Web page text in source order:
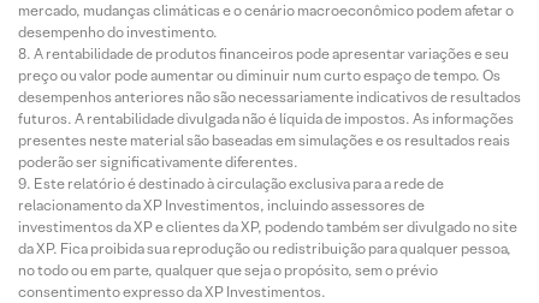
mercado, mudanças climáticas e o cenário macroeconômico podem afetar o
desempenho do investimento.
A rentabilidade de produtos financeiros pode apresentar variações e seu
preço ou valor pode aumentar ou diminuir num curto espaço de tempo. Os
desempenhos anteriores não são necessariamente indicativos de resultados
futuros. A rentabilidade divulgada não é líquida de impostos. As informações
presentes neste material são baseadas em simulações e os resultados reais
poderão ser significativamente diferentes.
Este relatório é destinado à circulação exclusiva para a rede de
relacionamento da XP Investimentos, incluindo assessores de
investimentos da XP e clientes da XP, podendo também ser divulgado no site
da XP. Fica proibida sua reprodução ou redistribuição para qualquer pessoa,
no todo ou em parte, qualquer que seja o propósito, sem o prévio
consentimento expresso da XP Investimentos.